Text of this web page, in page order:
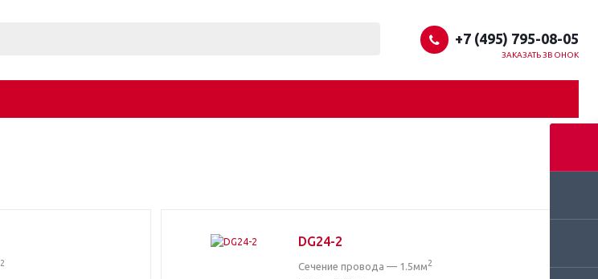
+7 (495) 795-08-05
ЗАКАЗАТЬ ЗВОНОК
2
DG24-2
Сечение провода — 1.5мм2